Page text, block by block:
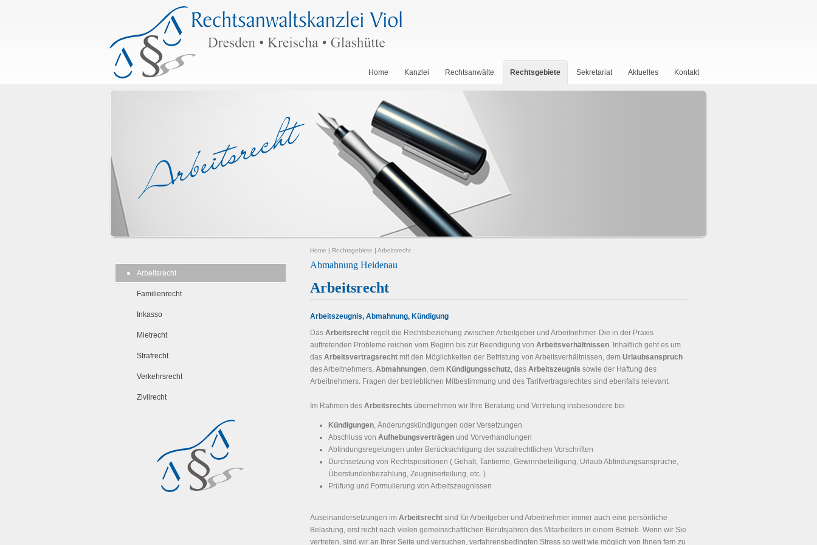
Home Kanzlei Rechtsanwälte Rechtsgebiete Sekretariat Aktuelles Kontakt
Arbeitsrecht
Familienrecht
Inkasso
Mietrecht
Strafrecht
Verkehrsrecht
Zivilrecht
Home | Rechtsgebiete | Arbeitsrecht
Abmahnung Heidenau
Arbeitsrecht
Arbeitszeugnis, Abmahnung, Kündigung
Das Arbeitsrecht regelt die Rechtsbeziehung zwischen Arbeitgeber und Arbeitnehmer. Die in der Praxis
auftretenden Probleme reichen vom Beginn bis zur Beendigung von Arbeitsverhältnissen. Inhaltlich geht es um
das Arbeitsvertragsrecht mit den Möglichkeiten der Befristung von Arbeitsverhältnissen, dem Urlaubsanspruch
des Arbeitnehmers, Abmahnungen, dem Kündigungsschutz, das Arbeitszeugnis sowie der Haftung des
Arbeitnehmers. Fragen der betrieblichen Mitbestimmung und des Tarifvertragsrechtes sind ebenfalls relevant.
Im Rahmen des Arbeitsrechts übernehmen wir Ihre Beratung und Vertretung insbesondere bei
Kündigungen, Änderungskündigungen oder Versetzungen
Abschluss von Aufhebungsverträgen und Vorverhandlungen
Abfindungsregelungen unter Berücksichtigung der sozialrechtlichen Vorschriften
Durchsetzung von Rechtspositionen ( Gehalt, Tantieme, Gewinnbeteiligung, Urlaub Abfindungsansprüche,
Überstundenbezahlung, Zeugniserteilung, etc. )
Prüfung und Formulierung von Arbeitszeugnissen
Auseinandersetzungen im Arbeitsrecht sind für Arbeitgeber und Arbeitnehmer immer auch eine persönliche
Belastung, erst recht nach vielen gemeinschaftlichen Berufsjahren des Mitarbeiters in einem Betrieb. Wenn wir Sie
vertreten, sind wir an Ihrer Seite und versuchen, verfahrensbedingten Stress so weit wie möglich von Ihnen fern zu